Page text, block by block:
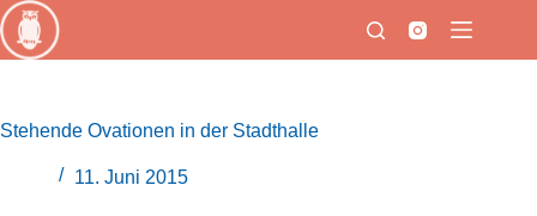
Zum
Inhalt
springen
Stehende Ovationen in der Stadthalle
11. Juni 2015